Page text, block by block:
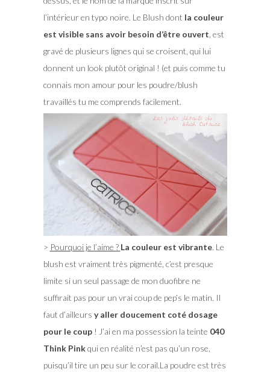
l’intérieur en typo noire. Le Blush dont la couleur
est visible sans avoir besoin d’être ouvert , est
gravé de plusieurs lignes qui se croisent, qui lui
donnent un look plutôt original ! (et puis comme tu
connais mon amour pour les poudre/blush
travaillés tu me comprends facilement.
> Pourquoi je l’aime ? La couleur est vibrante. Le
blush est vraiment très pigmenté, c’est presque
limite si un seul passage de mon duofibre ne
suffirait pas pour un vrai coup de pep’s le matin. Il
faut d’ailleurs y aller doucement coté dosage
pour le coup! J’ai en ma possession la teinte 040
Think Pinkqui en réalité n’est pas qu’un rose,
puisqu’il tire un peu sur le corail.La poudre est très